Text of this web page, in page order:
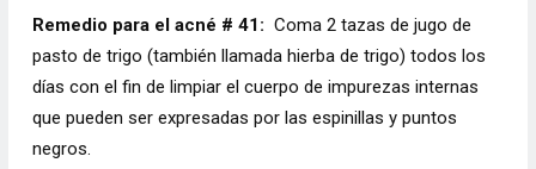
Remedio para el acné # 41: Coma 2 tazas de jugo de
pasto de trigo (también llamada hierba de trigo) todos los
días con el fin de limpiar el cuerpo de impurezas internas
que pueden ser expresadas por las espinillas y puntos
negros.